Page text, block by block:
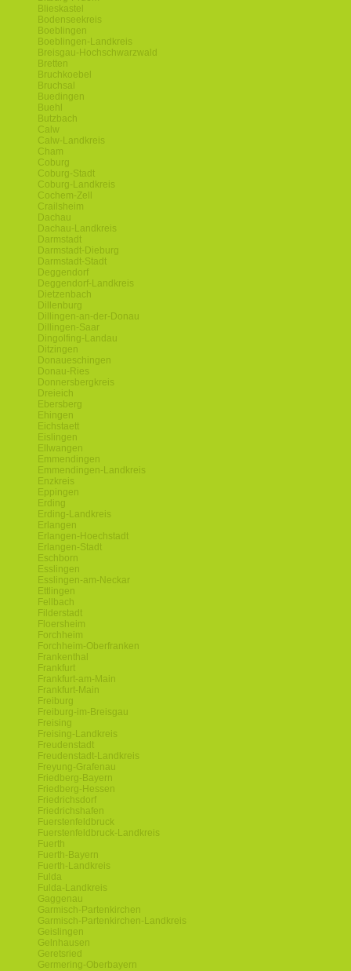
Blieskastel
Bodenseekreis
Boeblingen
Boeblingen-Landkreis
Breisgau-Hochschwarzwald
Bretten
Bruchkoebel
Bruchsal
Buedingen
Buehl
Butzbach
Calw
Calw-Landkreis
Cham
Coburg
Coburg-Stadt
Coburg-Landkreis
Cochem-Zell
Crailsheim
Dachau
Dachau-Landkreis
Darmstadt
Darmstadt-Dieburg
Darmstadt-Stadt
Deggendorf
Deggendorf-Landkreis
Dietzenbach
Dillenburg
Dillingen-an-der-Donau
Dillingen-Saar
Dingolfing-Landau
Ditzingen
Donaueschingen
Donau-Ries
Donnersbergkreis
Dreieich
Ebersberg
Ehingen
Eichstaett
Eislingen
Ellwangen
Emmendingen
Emmendingen-Landkreis
Enzkreis
Eppingen
Erding
Erding-Landkreis
Erlangen
Erlangen-Hoechstadt
Erlangen-Stadt
Eschborn
Esslingen
Esslingen-am-Neckar
Ettlingen
Fellbach
Filderstadt
Floersheim
Forchheim
Forchheim-Oberfranken
Frankenthal
Frankfurt
Frankfurt-am-Main
Frankfurt-Main
Freiburg
Freiburg-im-Breisgau
Freising
Freising-Landkreis
Freudenstadt
Freudenstadt-Landkreis
Freyung-Grafenau
Friedberg-Bayern
Friedberg-Hessen
Friedrichsdorf
Friedrichshafen
Fuerstenfeldbruck
Fuerstenfeldbruck-Landkreis
Fuerth
Fuerth-Bayern
Fuerth-Landkreis
Fulda
Fulda-Landkreis
Gaggenau
Garmisch-Partenkirchen
Garmisch-Partenkirchen-Landkreis
Geislingen
Gelnhausen
Geretsried
Germering-Oberbayern